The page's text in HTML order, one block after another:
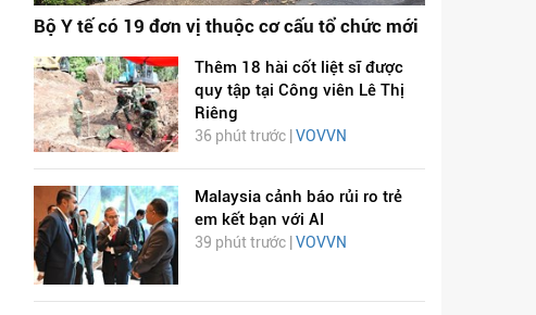
Bộ Y tế có 19 đơn vị thuộc cơ cấu tổ chức mới
Thêm 18 hài cốt liệt sĩ được
quy tập tại Công viên Lê Thị
Riêng
36 phút trước | VOVVN
Malaysia cảnh báo rủi ro trẻ
em kết bạn với AI
39 phút trước | VOVVN